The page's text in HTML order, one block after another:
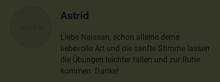
Astrid
Liebe Naissan, schon alleine deine
liebevolle Art und die sanfte Stimme lassen
die Übungen leichter fallen und zur Ruhe
kommen. Danke!